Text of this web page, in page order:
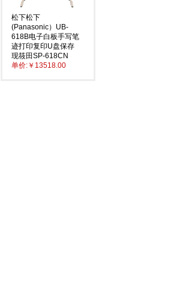
松下松下
(Panasonic）UB-
618B电子白板手写笔
迹打印复印U盘保存
现筱田SP-618CN
单价: ￥13518.00